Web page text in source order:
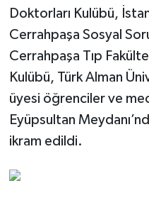
Doktorları Kulübü,
Cerrahpaşa Sosyal
Cerrahpaşa Tıp
Kulübü, Türk Alman
üyesi öğrenciler ve
Eyüpsultan
ikram edildi.